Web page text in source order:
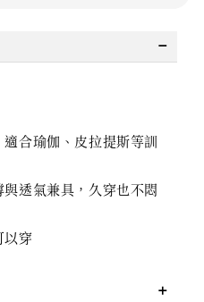
合瑜伽、皮拉提斯等訓
透氣兼具，久穿也不悶
以穿